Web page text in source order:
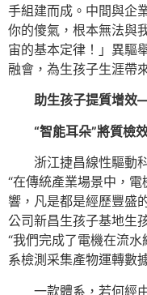
手組建而成。中間與企
你的傻氣，根本無法與
宙的基本定律！」異驅
融會，為生孩子生涯帶
助生孩子提質增
“智能耳朵”將質檢
浙江捷昌線性驅動
“在傳統產業場景中，
響，凡是都是經歷豐盛
公司新昌生孩子基地生
“我們完成了電機在流
系檢測采集產物運轉數
一款體系，若何經